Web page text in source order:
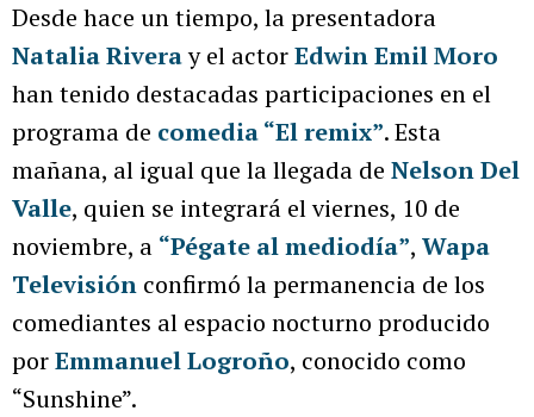
Desde hace un tiempo, la presentadora
Natalia Riveray el actorEdwin Emil Moro
han tenido destacadas participaciones en el
programa de comedia“El remix”. Esta
mañana, al igual que la llegada de Nelson Del
Valle, quien se integrará el viernes, 10 de
noviembre, a “Pégate al mediodía”, Wapa
Televisión confirmó la permanencia de los
comediantes al espacio nocturno producido
porEmmanuel Logroño, conocido como
“Sunshine”.